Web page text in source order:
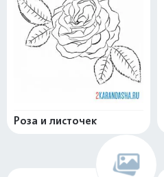
Роза и листочек